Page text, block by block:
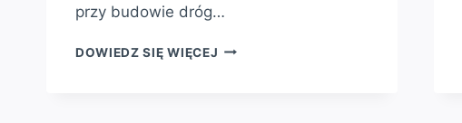
przy budowie dróg…
DOWIEDZ SIĘ WIĘCEJ ZDJĘCIA